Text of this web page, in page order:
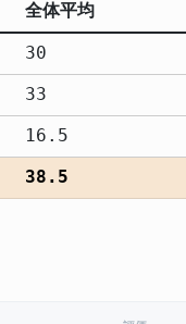
全体平均
30
33
16.5
38.5